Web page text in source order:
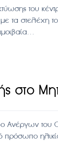
του
τα στελέχη
στο
Ανέργων
πρόσωπο